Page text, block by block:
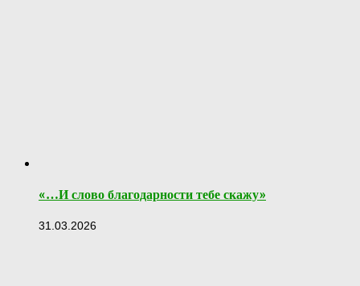
«…И слово благодарности тебе скажу»
31.03.2026